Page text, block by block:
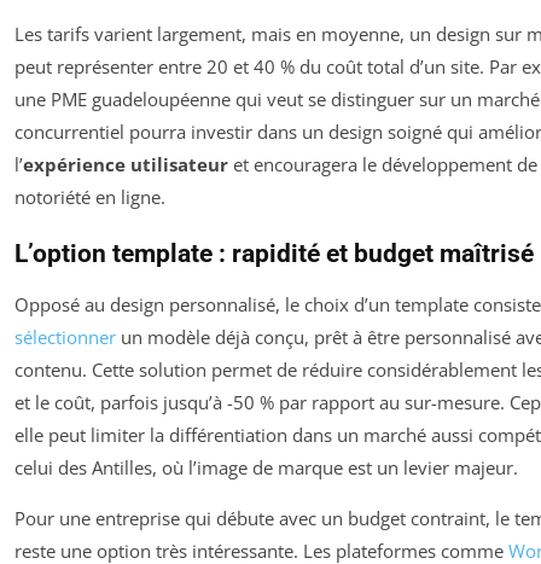
Les tarifs varient largement, mais en moyenne, un design sur
peut représenter entre 20 et 40 % du coût total d’un site. Par
une PME guadeloupéenne qui veut se distinguer sur un marché
concurrentiel pourra investir dans un design soigné qui
l’expérience utilisateur et encouragera le développement
notoriété en ligne.
L’option template : rapidité et budget maîtrisé
Opposé au design personnalisé, le choix d’un template
sélectionner un modèle déjà conçu, prêt à être personnalisé
contenu. Cette solution permet de réduire considérablement
et le coût, parfois jusqu’à -50 % par rapport au sur-mesure.
elle peut limiter la différentiation dans un marché aussi
celui des Antilles, où l’image de marque est un levier majeur.
Pour une entreprise qui débute avec un budget contraint, le
reste une option très intéressante. Les plateformes comme